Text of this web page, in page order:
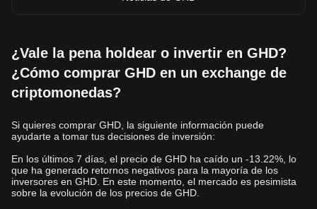
¿Vale la pena holdear o invertir en GHD?
¿Cómo comprar GHD en un exchange de
criptomonedas?
Si quieres comprar GHD, la siguiente información puede
ayudarte a tomar tus decisiones de inversión:
En los últimos 7 días, el precio de GHD ha caído un -13.22%, lo
que ha generado retornos negativos para la mayoría de los
inversores en GHD. En este momento, el mercado es pesimista
sobre la evolución de los precios de GHD.